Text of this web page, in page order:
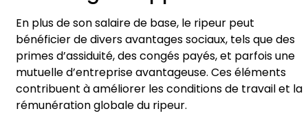
En plus de son salaire de base, le ripeur peut
bénéficier de divers avantages sociaux, tels que des
primes d’assiduité, des congés payés, et parfois une
mutuelle d’entreprise avantageuse. Ces éléments
contribuent à améliorer les conditions de travail et la
rémunération globale du ripeur.